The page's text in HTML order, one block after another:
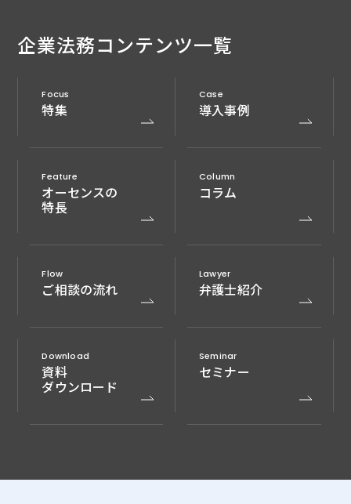
企業法務コンテンツ一覧
Focus
特集
Case
導入事例
Feature
オーセンスの
特長
Column
コラム
Flow
ご相談の流れ
Lawyer
弁護士紹介
Download
資料
ダウンロード
Seminar
セミナー